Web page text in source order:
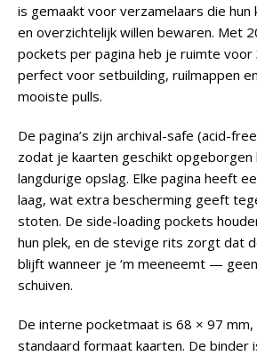
is gemaakt voor verzamelaars die hun
en overzichtelijk willen bewaren. Met
pockets per pagina heb je ruimte voor
perfect voor setbuilding, ruilmappen
mooiste pulls.
De pagina’s zijn archival-safe (acid-
zodat je kaarten geschikt opgeborgen
langdurige opslag. Elke pagina heeft
laag, wat extra bescherming geeft
stoten. De side-loading pockets
hun plek, en de stevige rits zorgt dat
blijft wanneer je ‘m meeneemt —
schuiven.
De interne pocketmaat is 68 × 97
standaard formaat kaarten. De binder